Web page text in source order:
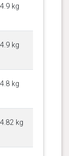
4.9 kg
4.9 kg
4.8 kg
4.82 kg